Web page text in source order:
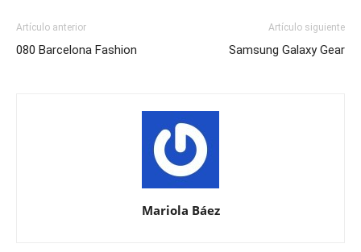
Artículo anterior
080 Barcelona Fashion
Artículo siguiente
Samsung Galaxy Gear
Mariola Báez